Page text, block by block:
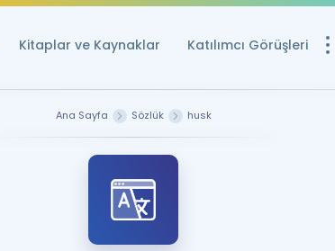
Kitaplar ve Kaynaklar Katılımcı Görüşleri
Ana Sayfa Sözlük husk